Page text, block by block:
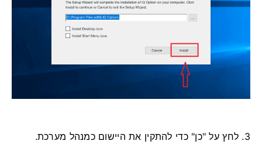
3. לחץ על "כן" כדי להתקין את היישום כמנהל מערכת.